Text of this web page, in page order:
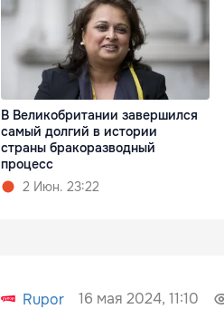
В Великобритании завершился
самый долгий в истории
страны бракоразводный
процесс
2 Июн. 23:22
Rupor 16 мая 2024, 11:10